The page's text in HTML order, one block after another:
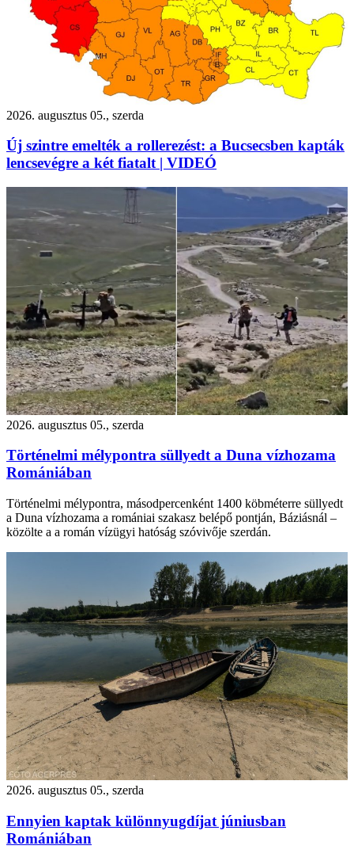
2026. augusztus 05., szerda
Új szintre emelték a rollerezést: a Bucsecsben kapták
lencsevégre a két fiatalt | VIDEÓ
2026. augusztus 05., szerda
Történelmi mélypontra süllyedt a Duna vízhozama
Romániában
Történelmi mélypontra, másodpercenként 1400 köbméterre süllyedt
a Duna vízhozama a romániai szakasz belépő pontján, Báziásnál –
közölte a a román vízügyi hatóság szóvivője szerdán.
2026. augusztus 05., szerda
Ennyien kaptak különnyugdíjat júniusban
Romániában